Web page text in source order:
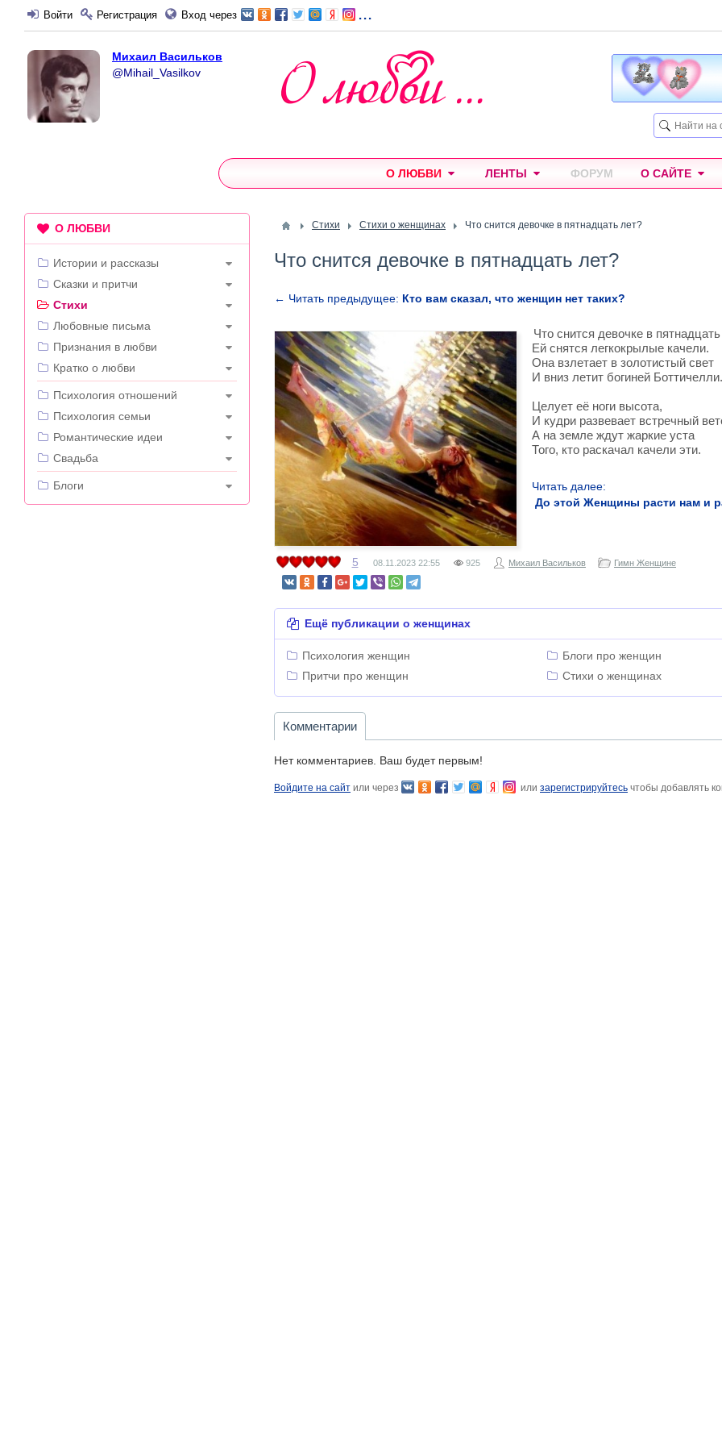
Войти Регистрация Вход через ...
Михаил Васильков
@Mihail_Vasilkov
О ЛЮБВИ ЛЕНТЫ ФОРУМ О САЙТЕ
Стихи Стихи о женщинах Что снится девочке в пятнадцать лет?
Что снится девочке в пятнадцать лет?
← Читать предыдущее: Кто вам сказал, что женщин нет таких?
Что снится девочке в
Ей снятся легкокрылые качели.
Она взлетает в золотистый свет
И вниз летит богиней Боттичелли.
Целует её ноги высота,
И кудри развевает встречный
А на земле ждут жаркие уста
Того, кто раскачал качели эти.
Читать далее:
До этой Женщины расти нам и
5 08.11.2023 22:55 925 Михаил Васильков Гимн Женщине
Ещё публикации о женщинах
Психология женщин
Блоги про женщин
Притчи про женщин
Стихи о женщинах
Комментарии
Нет комментариев. Ваш будет первым!
Войдите на сайт или через или зарегистрируйтесь чтобы добавлять
О ЛЮБВИ
Истории и рассказы
Сказки и притчи
Стихи
Любовные письма
Признания в любви
Кратко о любви
---
Психология отношений
Психология семьи
Романтические идеи
Свадьба
---
Блоги